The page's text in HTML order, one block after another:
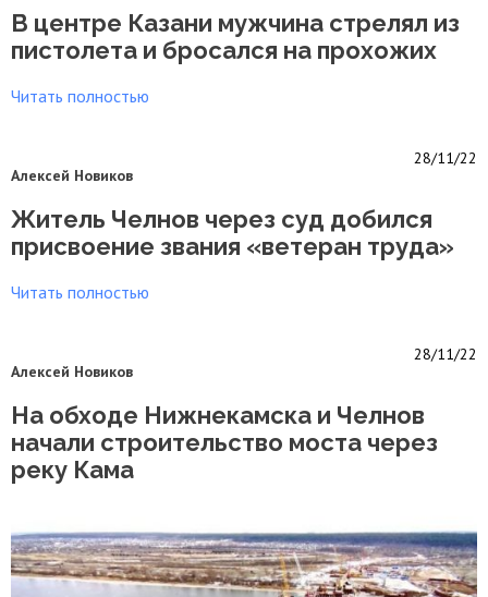
В центре Казани мужчина стрелял из
пистолета и бросался на прохожих
Читать полностью
28/11/22
Алексей Новиков
Житель Челнов через суд добился
присвоение звания «ветеран труда»
Читать полностью
28/11/22
Алексей Новиков
На обходе Нижнекамска и Челнов
начали строительство моста через
реку Кама